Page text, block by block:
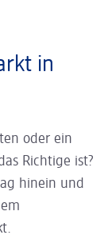
in
oder ein
Richtige ist?
hinein und